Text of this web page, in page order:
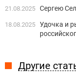
21.08.2025 Сергею
18.08.2025 Удочка и
Другие